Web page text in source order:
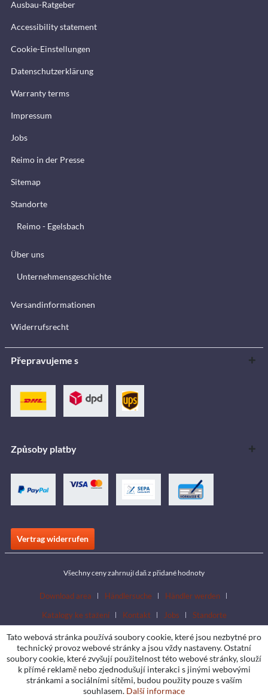
Ausbau-Ratgeber
Accessibility statement
Cookie-Einstellungen
Datenschutzerklärung
Warranty terms
Impressum
Jobs
Reimo in der Presse
Sitemap
Standorte
Reimo - Egelsbach
Über uns
Unternehmensgeschichte
Versandinformationen
Widerrufsrecht
Přepravujeme s
Způsoby platby
Vertrag widerrufen
Všechny ceny zahrnují daň z přidané hodnoty
Download area Händlersuche
Händler werden
Katalogy ke stažení
Kontakt Jobs Standorte
Tato webová stránka používá soubory cookie, které jsou nezbytné pro
technický provoz webové stránky a jsou vždy nastaveny. Ostatní
soubory cookie, které zvyšují použitelnost této webové stránky, slouží
k přímé reklamě nebo zjednodušují interakci s jinými webovými
stránkami a sociálními sítěmi, budou použity pouze s vaším
souhlasem. Další informace